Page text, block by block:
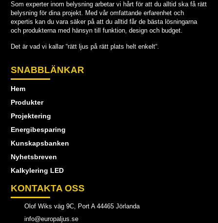
Som experter inom belysning arbetar vi hårt för att du alltid ska få rätt
belysning för dina projekt. Med vår omfattande erfarenhet och
expertis kan du vara säker på att du alltid får de bästa lösningarna
och produkterna med hänsyn till funktion, design och budget.
Det är vad vi kallar “rätt ljus på rätt plats helt enkelt“.
SNABBLÄNKAR
Hem
Produkter
Projektering
Energibesparing
Kunskapsbanken
Nyhetsbreven
Kalkylering LED
KONTAKTA OSS
Olof Wiks väg 9C, Port A 44465 Jörlanda
info@europaljus.se